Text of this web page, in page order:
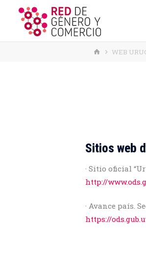
HOME
WEB
Sitios web
· Sitio oficial
http://
· Avance país.
https://